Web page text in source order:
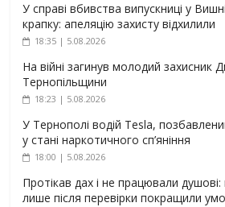
У справі вбивства випускниці у
крапку: апеляцію захисту відхилили
18:35 | 5.08.2026
На війні загинув молодий захисник
Тернопільщини
18:23 | 5.08.2026
У Тернополі водій Tesla,
у стані наркотичного сп’яніння
18:00 | 5.08.2026
Протікав дах і не працювали
лише після перевірки покращили